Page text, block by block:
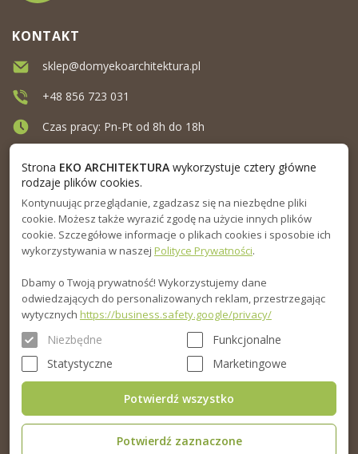
MENU
INFORMACJA
PORADNIK
KONTAKT
sklep@domyekoarchitektura.pl
+48 856 723 031
Czas pracy: Pn-Pt od 8h do 18h
Strona EKO ARCHITEKTURAwykorzystuje cztery główne
rodzaje plików cookies.
Kontynuując przeglądanie, zgadzasz się na niezbędne pliki
cookie. Możesz także wyrazić zgodę na użycie innych plików
cookie. Szczegółowe informacje o plikach cookies i sposobie ich
wykorzystywania w naszej Polityce Prywatności.
Dbamy o Twoją prywatność! Wykorzystujemy dane
odwiedzających do personalizowanych reklam, przestrzegając
wytycznych https://business.safety.google/privacy/
Niezbędne
Funkcjonalne
Statystyczne
Marketingowe
Potwierdź zaznaczone
Potwierdź wszystko